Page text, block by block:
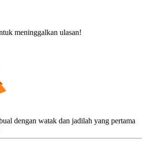
meninggalkan ulasan!
dengan watak dan jadilah yang pertama